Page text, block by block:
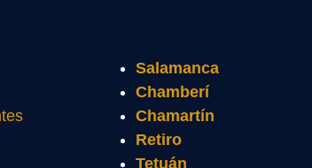
Salamanca
Chamberí
Chamartín
Retiro
Tetuán